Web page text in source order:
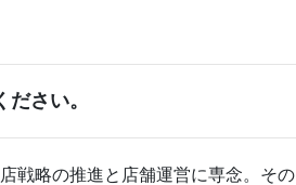
さい。
戦略の推進と店舗運営に専念。その